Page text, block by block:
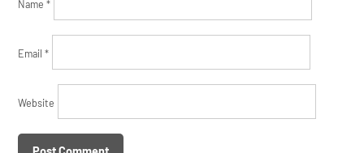
Name*
Email*
Website